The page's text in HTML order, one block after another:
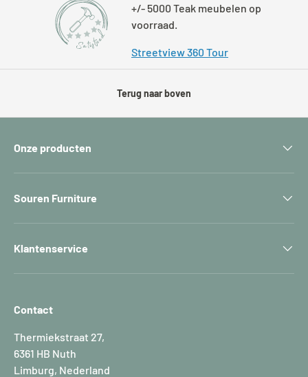
+/- 5000 Teak meubelen op
voorraad.
Streetview 360 Tour
Terug naar boven
Onze producten
Souren Furniture
Klantenservice
Contact
Thermiekstraat 27,
6361 HB Nuth
Limburg, Nederland